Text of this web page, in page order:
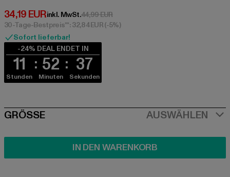
34,19 EUR
Derzeitiger Preis: 34,19 EUR
inkl. MwSt.44,99 EURAktionspreis: 44,99 EUR
30-Tage-Bestpreis**: 32,84 EUR(-5%)
Sofort lieferbar!
-24% DEAL ENDET IN
11
Stunden
52
Minuten
36
Sekunden
SIZE
GRÖSSE AUSWÄHLEN
IN DEN WARENKORB